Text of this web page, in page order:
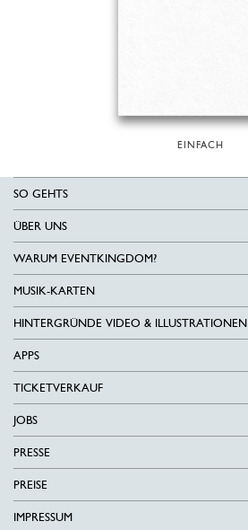
EINFACH
SO GEHTS
ÜBER UNS
WARUM EVENTKINGDOM?
MUSIK-KARTEN
HINTERGRÜNDE VIDEO & ILLUSTRATIONEN
APPS
TICKETVERKAUF
JOBS
PRESSE
PREISE
IMPRESSUM